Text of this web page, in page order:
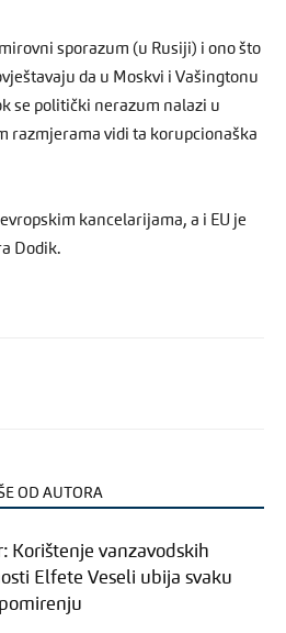
sporazum (u Rusiji) i ono što
da u Moskvi i Vašingtonu
se politički nerazum nalazi u
razmjerama vidi ta korupcionaška
kancelarijama, a i EU je
Dodik.
OD AUTORA
Korištenje vanzavodskih
Elfete Veseli ubija svaku